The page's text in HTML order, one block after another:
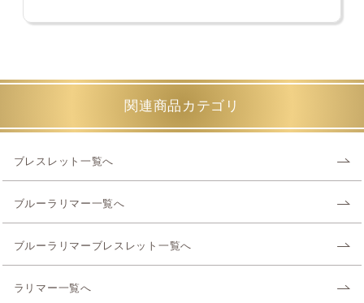
関連商品カテゴリ
ブレスレット一覧へ
ブルーラリマー一覧へ
ブルーラリマーブレスレット一覧へ
ラリマー一覧へ